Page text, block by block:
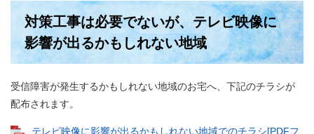
対策工事は必要でないが、テレビ映像に
影響が出るかもしれない地域
受信障害が発生するかもしれない地域のお宅へ、下記のチラシが
配布されます。
テレビ映像に影響が出るかもしれない地域でのチラシ[PDFフ